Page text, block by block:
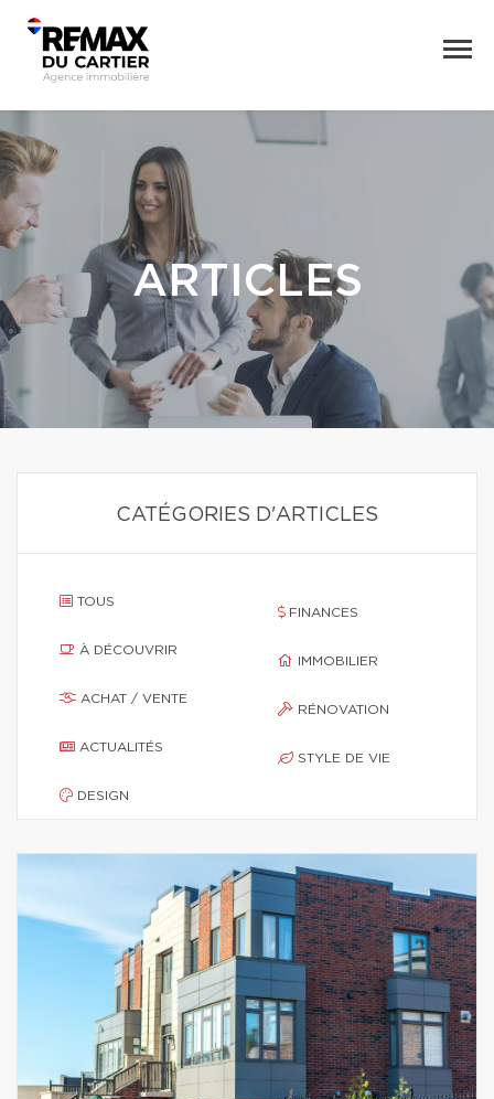
ARTICLES
CATÉGORIES D'ARTICLES
TOUS
À DÉCOUVRIR
ACHAT / VENTE
ACTUALITÉS
DESIGN
FINANCES
IMMOBILIER
RÉNOVATION
STYLE DE VIE